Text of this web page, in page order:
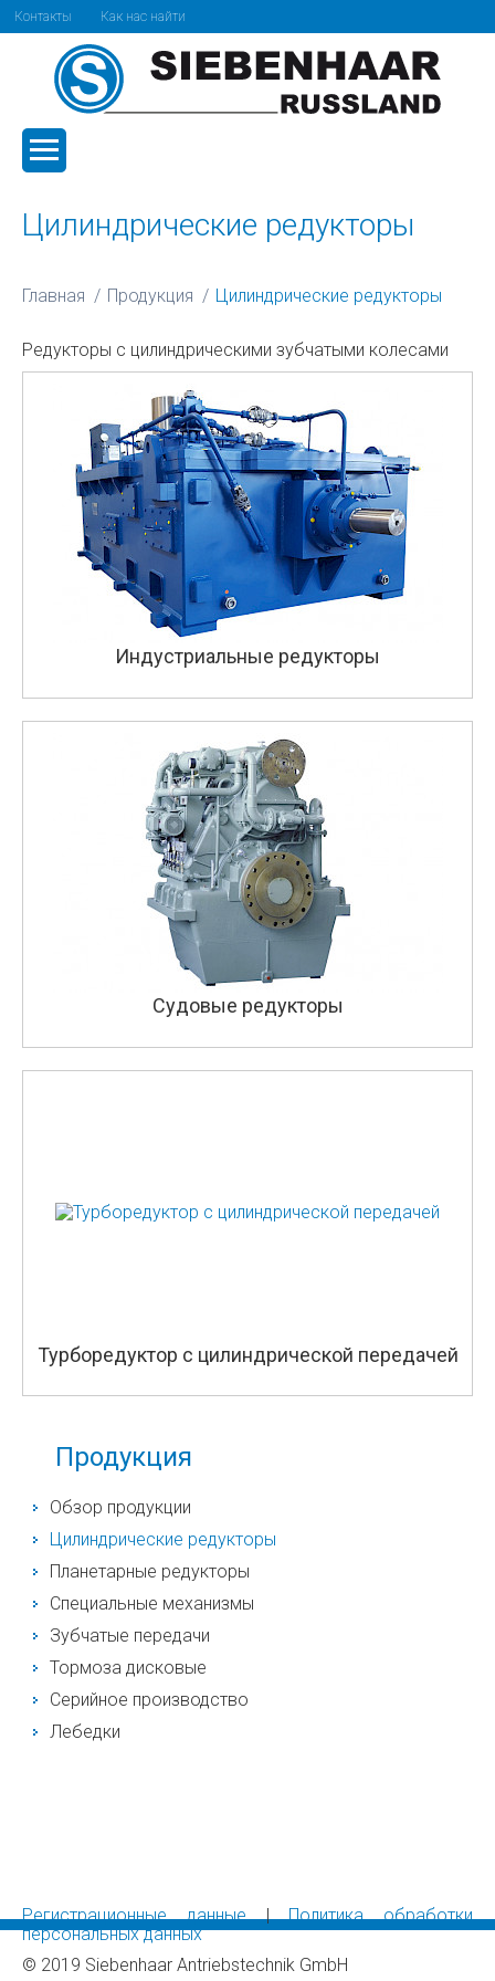
Контакты Как нас найти
Цилиндрические редукторы
Главная Продукция Цилиндрические редукторы
Редукторы с цилиндрическими зубчатыми колесами
Индустриальные редукторы
Судовые редукторы
Турборедуктор с цилиндрической передачей
Продукция
Обзор продукции
Цилиндрические редукторы
Планетарные редукторы
Специальные механизмы
Зубчатые передачи
Тормоза дисковые
Серийное производство
Лебедки
Регистрационные данные|Политика обработки
персональных данных
© 2019 Siebenhaar Antriebstechnik GmbH